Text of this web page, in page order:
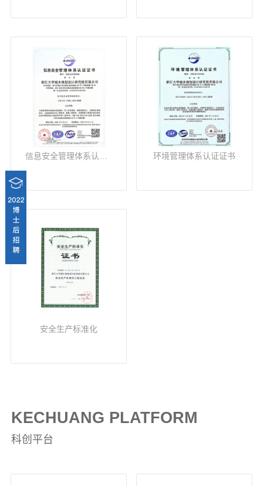
信息安全管理体系认证证书 环境管理体系认证证书
安全生产标准化
KECHUANG PLATFORM
科创平台